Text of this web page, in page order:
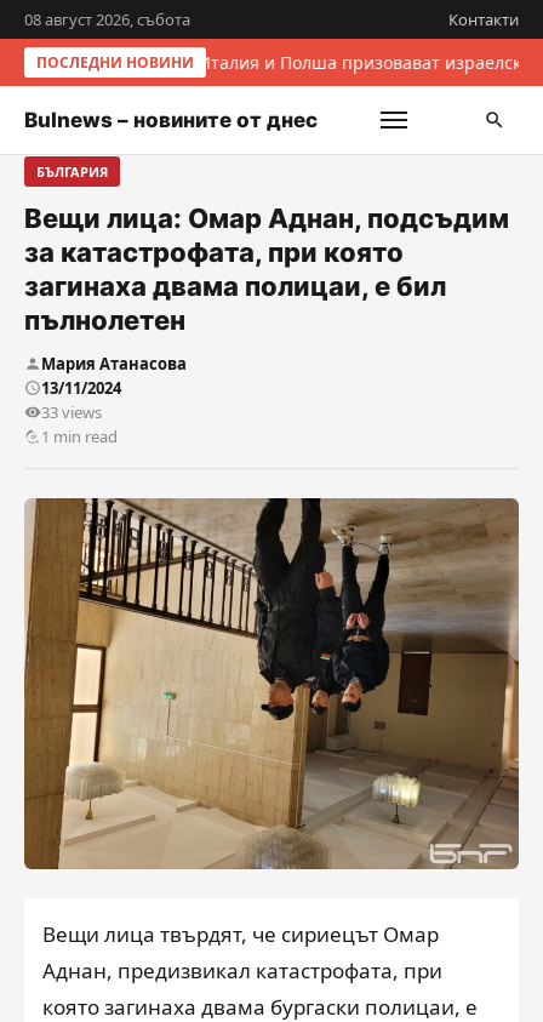
08 август 2026, събота Контакти
ПОСЛЕДНИ НОВИНИ Италия и Полша призовават
Bulnews – новините от днес
БЪЛГАРИЯ
Вещи лица: Омар Аднан, подсъдим
за катастрофата, при която
загинаха двама полицаи, е бил
пълнолетен
Мария Атанасова
13/11/2024
33 views
1 min read
Вещи лица твърдят, че сириецът Омар
Аднан, предизвикал катастрофата, при
която загинаха двама бургаски полицаи, е